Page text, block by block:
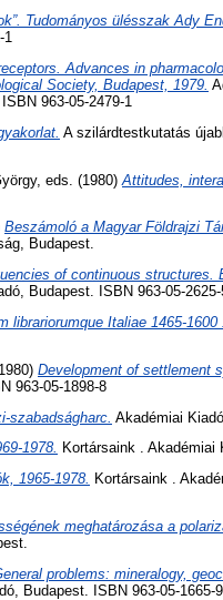
Tudományos ülésszak Ady
1
Advances in
Society, Budapest, 1979.
963-05-2479-1
A szilárdtestkutatás
, eds. (1980) Attitudes,
Beszámoló a Magyar Földrajzi
Budapest.
of continuous structures.
Budapest. ISBN 963-05-2625-
librariorumque Italiae 1465-1600
Development of settlement
963-05-1898-8
szabadságharc. Akadémiai
1978. Kortársaink . Akadémiai
1965-1978. Kortársaink .
meghatározása a
problems: mineralogy,
Budapest. ISBN 963-05-1665-9